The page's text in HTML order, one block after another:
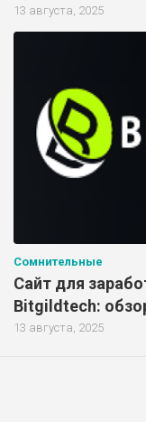
13 августа, 2025
Сомнительные
Сайт для
Bitgildtech:
13 августа, 2025